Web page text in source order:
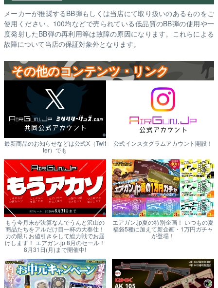
メーカーが推奨するBB弾もしくは当店にて取り扱いのあるものをご
使用ください。100均などで売られている低品質のBB弾の使用や一
度発射したBB弾の再利用等は故障の原因になります。これらによる
故障について当店の保証対象外となります。
その他のコンテンツ・リンク
最新商品のお知らせなどは公式X（Twit
ter）でも
公式インスタグラムアカウント開設！
もう今月末が決算なんでうんと沢山の
商品たちをアルだけ目一杯の大奉仕！
力の限りお値引きをして総力戦でお届
けします！ エアガン.jp 8月のセール！
8月31日(月)まで開催中!
エアガン.jp夏の特別企画！ いつもの夏
福袋5種に加えて新企画・1万円ガチャ
が登場！